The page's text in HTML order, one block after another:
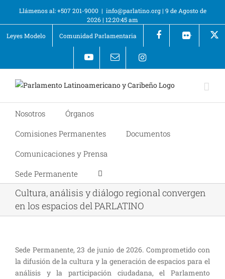
Llámenos al: +507 201-9000 | info@parlatino.org| 9 de Agosto de
2026| 12:20:45 am
Leyes Modelo
Comunidad Parlamentaria +
Nosotros
Órganos
Comisiones Permanentes
Documentos
Comunicaciones y Prensa
Sede Permanente
Cultura, análisis y diálogo regional convergen
en los espacios del PARLATINO
Sede Permanente, 23 de junio de 2026. Comprometido con
la difusión de la cultura y la generación de espacios para el
análisis y la participación ciudadana, el Parlamento